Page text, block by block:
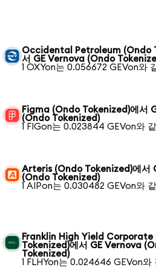
Occidental Petroleum (Ondo
서 GE Vernova (Ondo
1 OXYon는 0.056672 GEVon와
Figma (Ondo Tokenized)에서
(Ondo Tokenized)
1 FIGon는 0.023844 GEVon와
Arteris (Ondo Tokenized)에서
(Ondo Tokenized)
1 AIPon는 0.030482 GEVon와
Franklin High Yield Corporate
Tokenized)에서 GE Vernova
Tokenized)
1 FLHYon는 0.024646 GEVon와